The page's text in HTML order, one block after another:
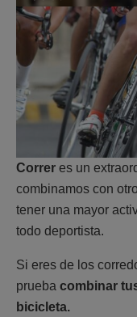
Correr es un
combinamos con
tener una mayor
todo deportista.
Si eres de los
prueba combinar
bicicleta.